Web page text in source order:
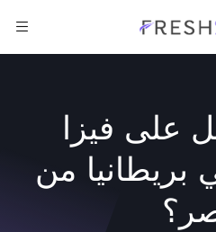
على فيزا
بريطانيا من